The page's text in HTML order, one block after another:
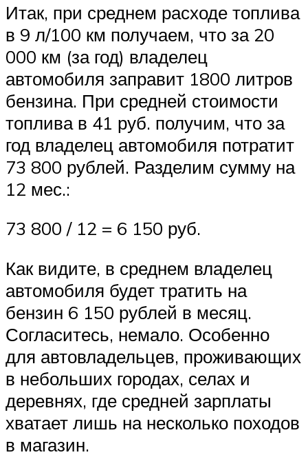
Итак, при среднем расходе топлива
в 9 л/100 км получаем, что за 20
000 км (за год) владелец
автомобиля заправит 1800 литров
бензина. При средней стоимости
топлива в 41 руб. получим, что за
год владелец автомобиля потратит
73 800 рублей. Разделим сумму на
12 мес.:
73 800 / 12 = 6 150 руб.
Как видите, в среднем владелец
автомобиля будет тратить на
бензин 6 150 рублей в месяц.
Согласитесь, немало. Особенно
для автовладельцев, проживающих
в небольших городах, селах и
деревнях, где средней зарплаты
хватает лишь на несколько походов
в магазин.